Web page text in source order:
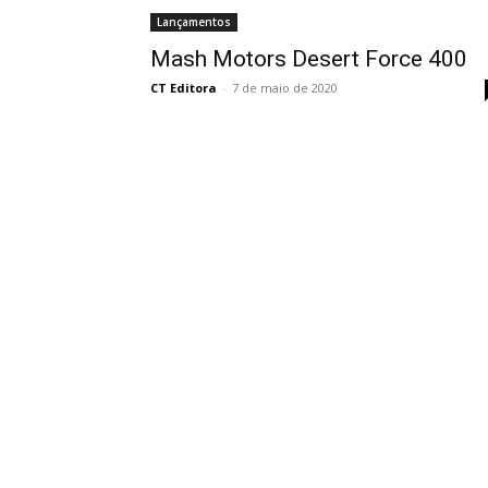
Lançamentos
Mash Motors Desert Force 400
CT Editora - 7 de maio de 2020